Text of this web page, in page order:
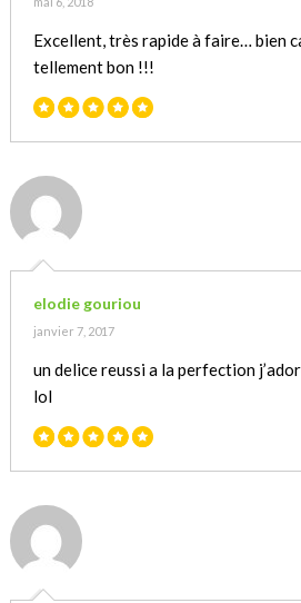
Excellent, très rapide à faire… bien
tellement bon !!!
elodie gouriou
janvier 7, 2017
un delice reussi a la perfection
lol